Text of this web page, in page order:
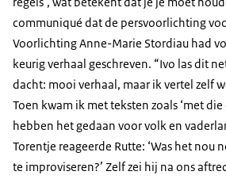
communiqué dat de persvoorlichting
Voorlichting Anne-Marie Stordiau had
keurig verhaal geschreven. “Ivo las dit
dacht: mooi verhaal, maar ik vertel zelf
Toen kwam ik met teksten zoals ‘met die
hebben het gedaan voor volk en
Torentje reageerde Rutte: ‘Was het nou
te improviseren?’ Zelf zei hij na ons